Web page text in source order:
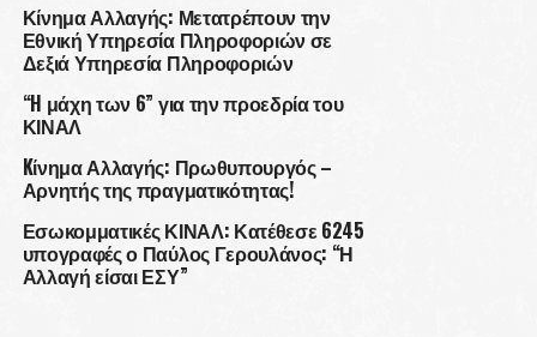
Κίνημα Αλλαγής: Μετατρέπουν την
Εθνική Υπηρεσία Πληροφοριών σε
Δεξιά Υπηρεσία Πληροφοριών
“H μάχη των 6” για την προεδρία του
ΚΙΝΑΛ
Kίνημα Αλλαγής: Πρωθυπουργός –
Αρνητής της πραγματικότητας!
Εσωκομματικές ΚΙΝΑΛ: Κατέθεσε 6245
υπογραφές ο Παύλος Γερουλάνος: “Η
Αλλαγή είσαι ΕΣΥ”